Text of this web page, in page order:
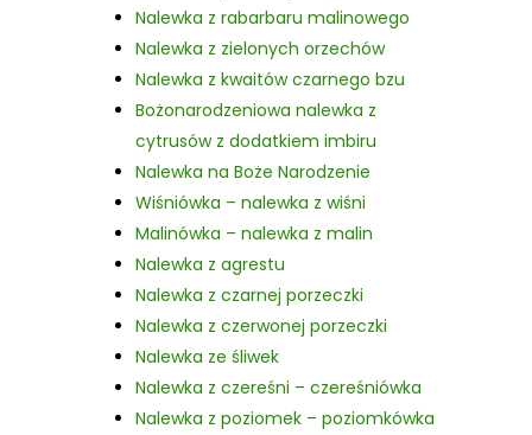
Nalewka z rabarbaru malinowego
Nalewka z zielonych orzechów
Nalewka z kwaitów czarnego bzu
Bożonarodzeniowa nalewka z
cytrusów z dodatkiem imbiru
Nalewka na Boże Narodzenie
Wiśniówka – nalewka z wiśni
Malinówka – nalewka z malin
Nalewka z agrestu
Nalewka z czarnej porzeczki
Nalewka z czerwonej porzeczki
Nalewka ze śliwek
Nalewka z czereśni – czereśniówka
Nalewka z poziomek – poziomkówka